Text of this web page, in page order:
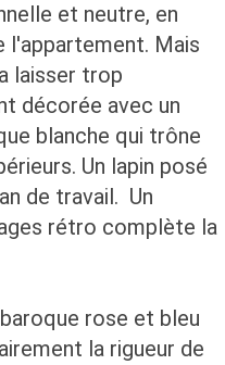
et neutre, en
l'appartement. Mais
laisser trop
décorée avec un
blanche qui trône
Un lapin posé
de travail. Un
rétro complète la
rose et bleu
la rigueur de